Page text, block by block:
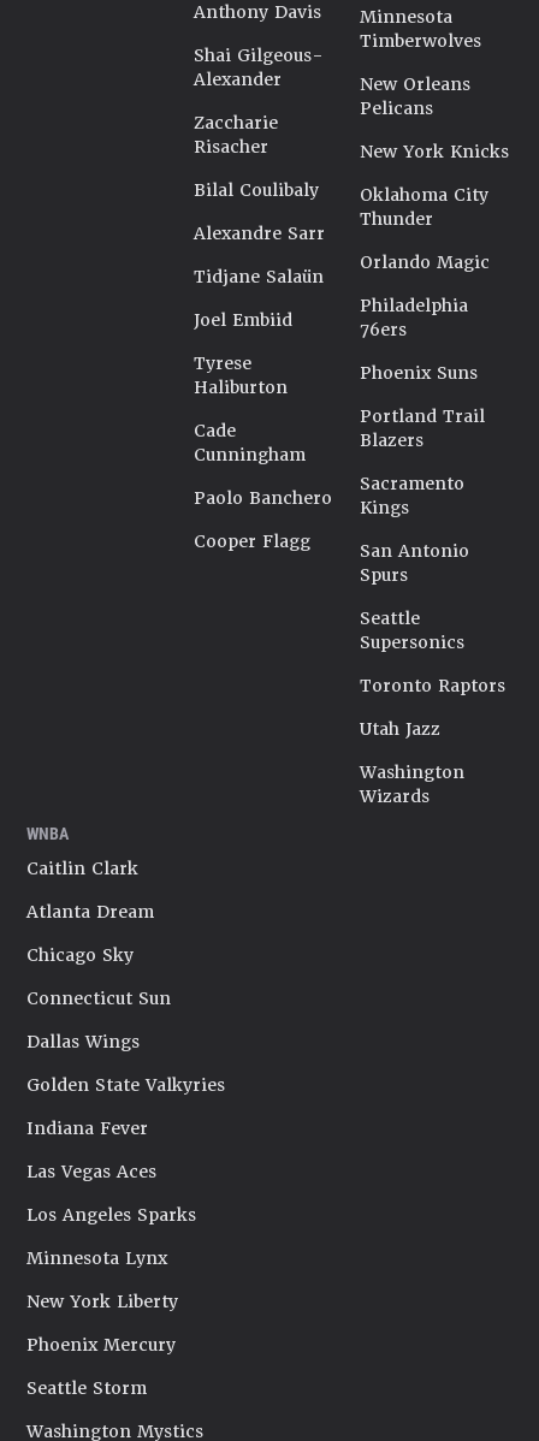
Anthony Davis
Shai Gilgeous-
Alexander
Zaccharie
Risacher
Bilal Coulibaly
Alexandre Sarr
Tidjane Salaün
Joel Embiid
Tyrese
Haliburton
Cade
Cunningham
Paolo Banchero
Cooper Flagg
Minnesota
Timberwolves
New Orleans
Pelicans
New York Knicks
Oklahoma City
Thunder
Orlando Magic
Philadelphia
76ers
Phoenix Suns
Portland Trail
Blazers
Sacramento
Kings
San Antonio
Spurs
Seattle
Supersonics
Toronto Raptors
Utah Jazz
Washington
Wizards
WNBA
Caitlin Clark
Atlanta Dream
Chicago Sky
Connecticut Sun
Dallas Wings
Golden State Valkyries
Indiana Fever
Las Vegas Aces
Los Angeles Sparks
Minnesota Lynx
New York Liberty
Phoenix Mercury
Seattle Storm
Washington Mystics